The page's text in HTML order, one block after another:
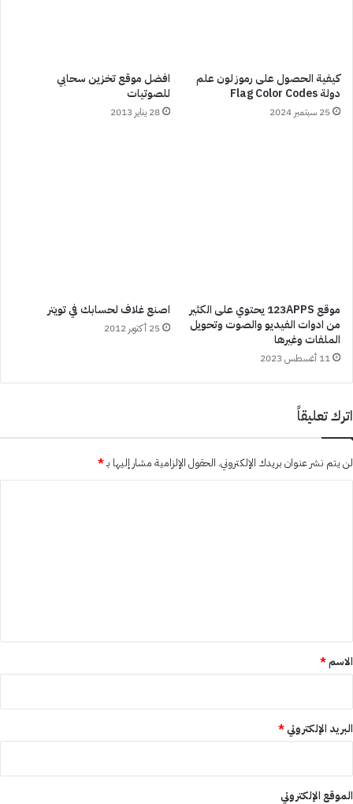
كيفية الحصول على رموز لون علم
دولة Flag Color Codes
25 سبتمبر 2024
افضل موقع تخزين سحابي
للصوتيات
28 يناير 2013
موقع 123APPS يحتوي على الكثير
من ادوات الفيديو والصوت وتحويل
الملفات وغيرها
11 أغسطس 2023
اصنع غلاف لحسابك في تويتر
25 أكتوبر 2012
اترك تعليقاً
لن يتم نشر عنوان بريدك الإلكتروني. الحقول الإلزامية مشار إليها بـ*
*
الاسم*
البريد الإلكتروني*
الموقع الإلكتروني